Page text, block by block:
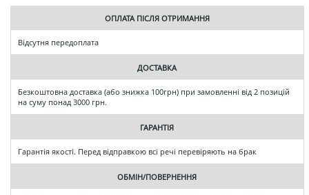
ОПЛАТА ПІСЛЯ ОТРИМАННЯ
Відсутня передоплата
ДОСТАВКА
Безкоштовна доставка (або знижка 100грн) при замовленні від 2 позицій
на суму понад 3000 грн.
ГАРАНТІЯ
Гарантія якості. Перед відправкою всі речі перевіряють на брак
ОБМІН/ПОВЕРНЕННЯ